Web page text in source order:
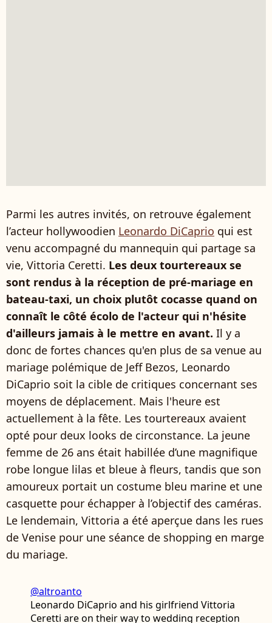
Parmi les autres invités, on retrouve également
l’acteur hollywoodien Leonardo DiCaprio qui est
venu accompagné du mannequin qui partage sa
vie, Vittoria Ceretti. Les deux tourtereaux se
sont rendus à la réception de pré-mariage en
bateau-taxi, un choix plutôt cocasse quand on
connaît le côté écolo de l'acteur qui n'hésite
d'ailleurs jamais à le mettre en avant. Il y a
donc de fortes chances qu'en plus de sa venue au
mariage polémique de Jeff Bezos, Leonardo
DiCaprio soit la cible de critiques concernant ses
moyens de déplacement. Mais l'heure est
actuellement à la fête. Les tourtereaux avaient
opté pour deux looks de circonstance. La jeune
femme de 26 ans était habillée d’une magnifique
robe longue lilas et bleue à fleurs, tandis que son
amoureux portait un costume bleu marine et une
casquette pour échapper à l’objectif des caméras.
Le lendemain, Vittoria a été aperçue dans les rues
de Venise pour une séance de shopping en marge
du mariage.
@altroanto
Leonardo DiCaprio and his girlfriend Vittoria
Ceretti are on their way to wedding reception